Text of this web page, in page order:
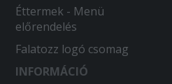
Éttermek - Menü
előrendelés
Falatozz logó csomag
INFORMÁCIÓ